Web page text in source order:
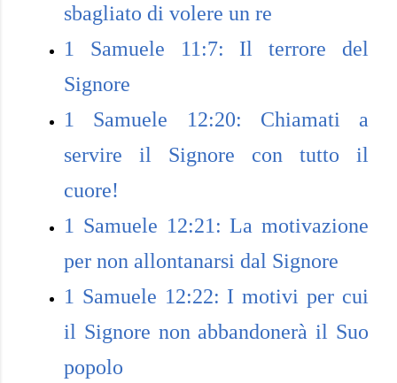
sbagliato di volere un re
1 Samuele 11:7: Il terrore del
Signore
1 Samuele 12:20: Chiamati a
servire il Signore con tutto il
cuore!
1 Samuele 12:21: La motivazione
per non allontanarsi dal Signore
1 Samuele 12:22: I motivi per cui
il Signore non abbandonerà il Suo
popolo